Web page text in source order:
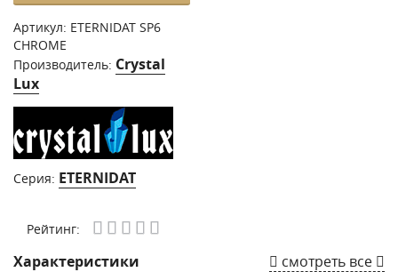
Артикул: ETERNIDAT SP6
CHROME
Производитель: Crystal
Lux
Серия: ETERNIDAT
Рейтинг:
Характеристики смотреть все